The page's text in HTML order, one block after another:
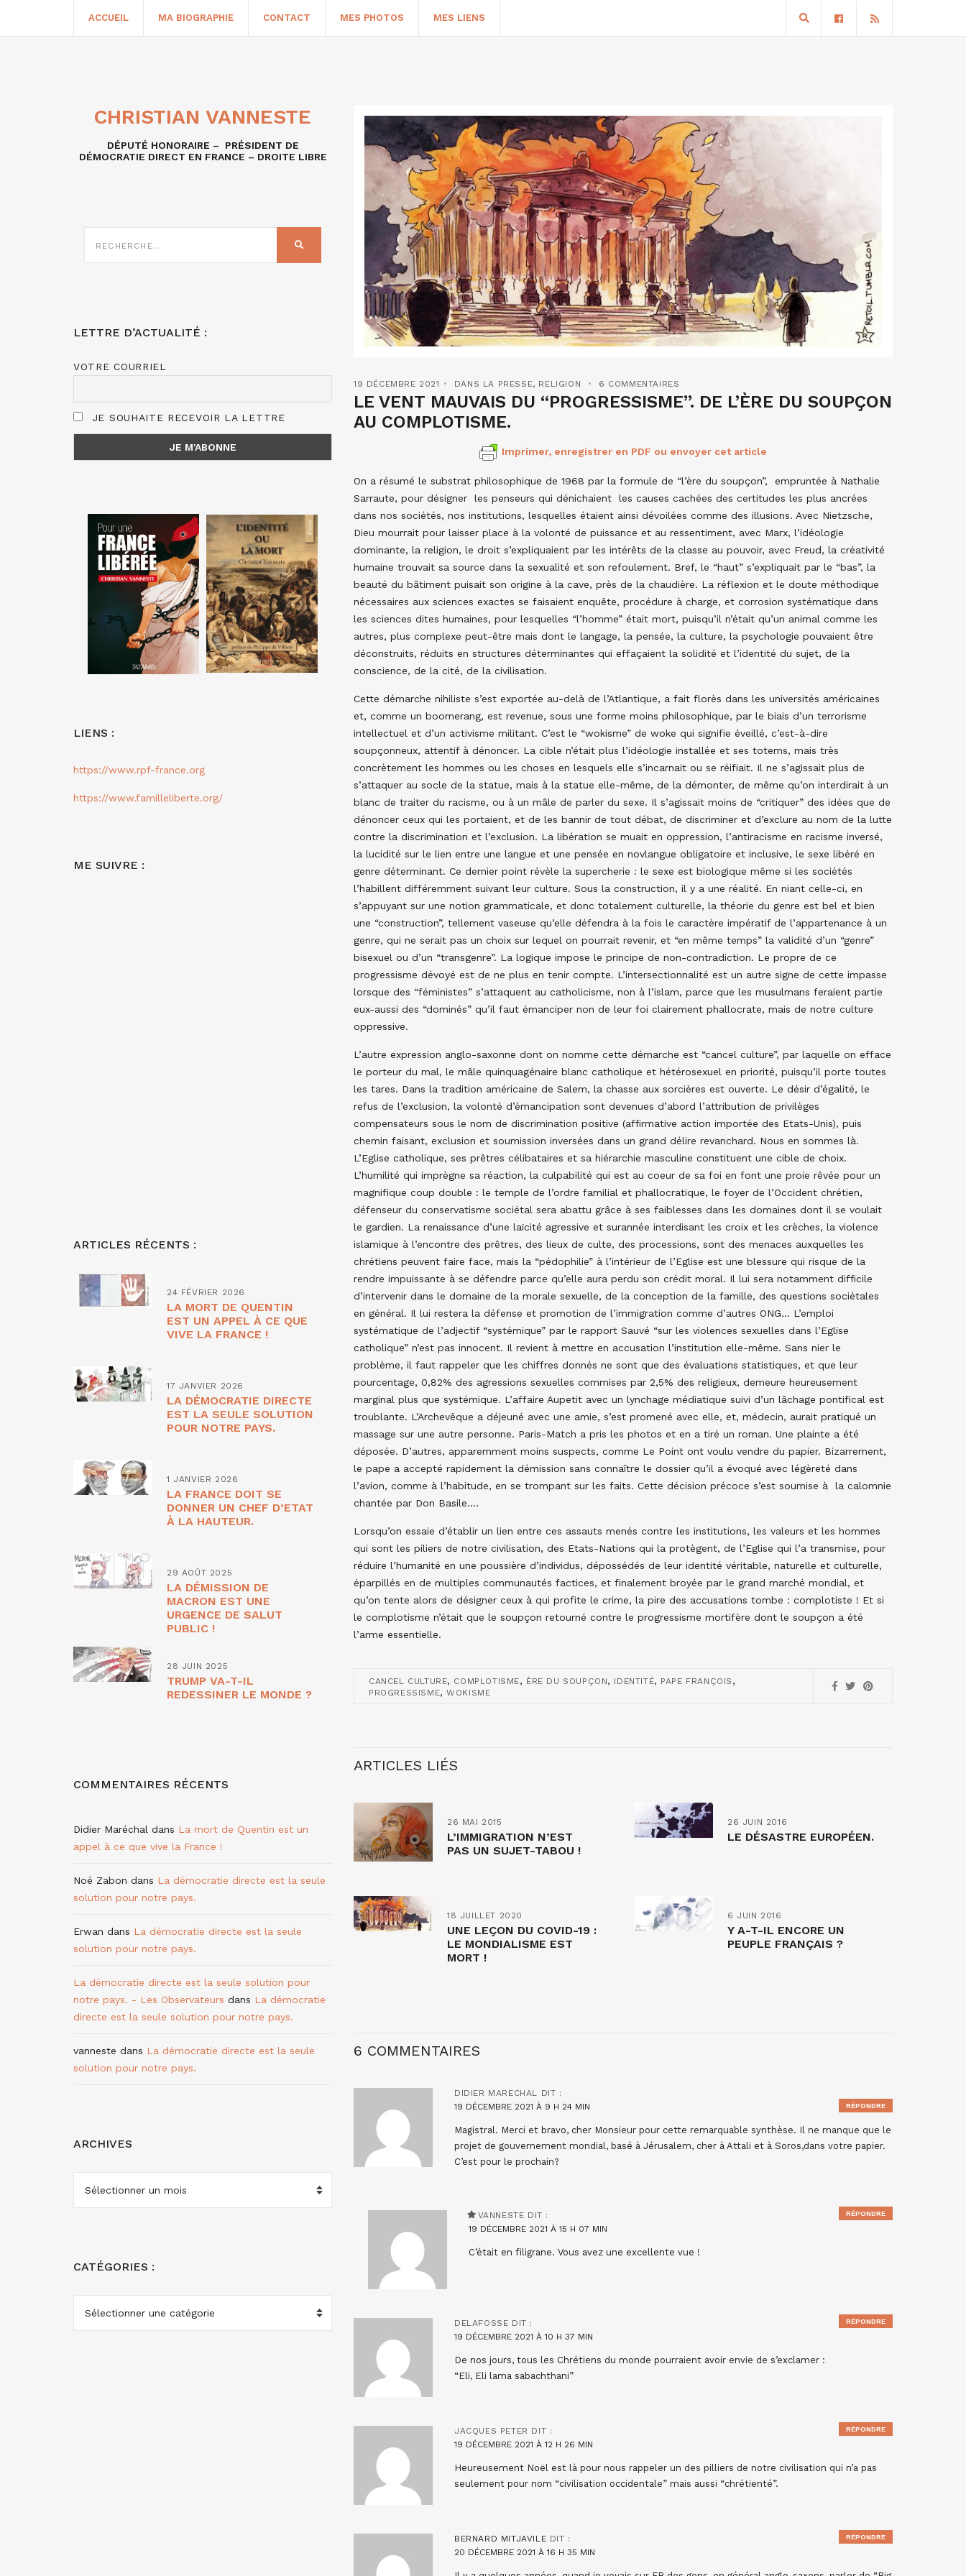
ACCUEIL MA BIOGRAPHIE CONTACT MES PHOTOS MES LIENS
19 DÉCEMBRE 2021 DANS LA PRESSE, RELIGION 6 COMMENTAIRES
LE VENT MAUVAIS DU “PROGRESSISME”. DE L’ÈRE DU SOUPÇON
AU COMPLOTISME.
Imprimer, enregistrer en PDF ou envoyer cet article
On a résumé le substrat philosophique de 1968 par la formule de “l’ère du soupçon”, empruntée à Nathalie
Sarraute, pour désigner les penseurs qui dénichaient les causes cachées des certitudes les plus ancrées
dans nos sociétés, nos institutions, lesquelles étaient ainsi dévoilées comme des illusions. Avec Nietzsche,
Dieu mourrait pour laisser place à la volonté de puissance et au ressentiment, avec Marx, l’idéologie
dominante, la religion, le droit s’expliquaient par les intérêts de la classe au pouvoir, avec Freud, la créativité
humaine trouvait sa source dans la sexualité et son refoulement. Bref, le “haut” s’expliquait par le “bas”, la
beauté du bâtiment puisait son origine à la cave, près de la chaudière. La réflexion et le doute méthodique
nécessaires aux sciences exactes se faisaient enquête, procédure à charge, et corrosion systématique dans
les sciences dites humaines, pour lesquelles “l’homme” était mort, puisqu’il n’était qu’un animal comme les
autres, plus complexe peut-être mais dont le langage, la pensée, la culture, la psychologie pouvaient être
déconstruits, réduits en structures déterminantes qui effaçaient la solidité et l’identité du sujet, de la
conscience, de la cité, de la civilisation.
Cette démarche nihiliste s’est exportée au-delà de l’Atlantique, a fait florès dans les universités américaines
et, comme un boomerang, est revenue, sous une forme moins philosophique, par le biais d’un terrorisme
intellectuel et d’un activisme militant. C’est le “wokisme” de woke qui signifie éveillé, c’est-à-dire
soupçonneux, attentif à dénoncer. La cible n’était plus l’idéologie installée et ses totems, mais très
concrètement les hommes ou les choses en lesquels elle s’incarnait ou se réifiait. Il ne s’agissait plus de
s’attaquer au socle de la statue, mais à la statue elle-même, de la démonter, de même qu’on interdirait à un
blanc de traiter du racisme, ou à un mâle de parler du sexe. Il s’agissait moins de “critiquer” des idées que de
dénoncer ceux qui les portaient, et de les bannir de tout débat, de discriminer et d’exclure au nom de la lutte
contre la discrimination et l’exclusion. La libération se muait en oppression, l’antiracisme en racisme inversé,
la lucidité sur le lien entre une langue et une pensée en novlangue obligatoire et inclusive, le sexe libéré en
genre déterminant. Ce dernier point révèle la supercherie : le sexe est biologique même si les sociétés
l’habillent différemment suivant leur culture. Sous la construction, il y a une réalité. En niant celle-ci, en
s’appuyant sur une notion grammaticale, et donc totalement culturelle, la théorie du genre est bel et bien
une “construction”, tellement vaseuse qu’elle défendra à la fois le caractère impératif de l’appartenance à un
genre, qui ne serait pas un choix sur lequel on pourrait revenir, et “en même temps” la validité d’un “genre”
bisexuel ou d’un “transgenre”. La logique impose le principe de non-contradiction. Le propre de ce
progressisme dévoyé est de ne plus en tenir compte. L’intersectionnalité est un autre signe de cette impasse
lorsque des “féministes” s’attaquent au catholicisme, non à l’islam, parce que les musulmans feraient partie
eux-aussi des “dominés” qu’il faut émanciper non de leur foi clairement phallocrate, mais de notre culture
oppressive.
L’autre expression anglo-saxonne dont on nomme cette démarche est “cancel culture”, par laquelle on efface
le porteur du mal, le mâle quinquagénaire blanc catholique et hétérosexuel en priorité, puisqu’il porte toutes
les tares. Dans la tradition américaine de Salem, la chasse aux sorcières est ouverte. Le désir d’égalité, le
refus de l’exclusion, la volonté d’émancipation sont devenues d’abord l’attribution de privilèges
compensateurs sous le nom de discrimination positive (affirmative action importée des Etats-Unis), puis
chemin faisant, exclusion et soumission inversées dans un grand délire revanchard. Nous en sommes là.
L’Eglise catholique, ses prêtres célibataires et sa hiérarchie masculine constituent une cible de choix.
L’humilité qui imprègne sa réaction, la culpabilité qui est au coeur de sa foi en font une proie rêvée pour un
magnifique coup double : le temple de l’ordre familial et phallocratique, le foyer de l’Occident chrétien,
défenseur du conservatisme sociétal sera abattu grâce à ses faiblesses dans les domaines dont il se voulait
le gardien. La renaissance d’une laïcité agressive et surannée interdisant les croix et les crèches, la violence
islamique à l’encontre des prêtres, des lieux de culte, des processions, sont des menaces auxquelles les
chrétiens peuvent faire face, mais la “pédophilie” à l’intérieur de l’Eglise est une blessure qui risque de la
rendre impuissante à se défendre parce qu’elle aura perdu son crédit moral. Il lui sera notamment difficile
d’intervenir dans le domaine de la morale sexuelle, de la conception de la famille, des questions sociétales
en général. Il lui restera la défense et promotion de l’immigration comme d’autres ONG… L’emploi
systématique de l’adjectif “systémique” par le rapport Sauvé “sur les violences sexuelles dans l’Eglise
catholique” n’est pas innocent. Il revient à mettre en accusation l’institution elle-même. Sans nier le
problème, il faut rappeler que les chiffres donnés ne sont que des évaluations statistiques, et que leur
pourcentage, 0,82% des agressions sexuelles commises par 2,5% des religieux, demeure heureusement
marginal plus que systémique. L’affaire Aupetit avec un lynchage médiatique suivi d’un lâchage pontifical est
troublante. L’Archevêque a déjeuné avec une amie, s’est promené avec elle, et, médecin, aurait pratiqué un
massage sur une autre personne. Paris-Match a pris les photos et en a tiré un roman. Une plainte a été
déposée. D’autres, apparemment moins suspects, comme Le Point ont voulu vendre du papier. Bizarrement,
le pape a accepté rapidement la démission sans connaître le dossier qu’il a évoqué avec légèreté dans
l’avion, comme à l’habitude, en se trompant sur les faits. Cette décision précoce s’est soumise à la calomnie
chantée par Don Basile….
Lorsqu’on essaie d’établir un lien entre ces assauts menés contre les institutions, les valeurs et les hommes
qui sont les piliers de notre civilisation, des Etats-Nations qui la protègent, de l’Eglise qui l’a transmise, pour
réduire l’humanité en une poussière d’individus, dépossédés de leur identité véritable, naturelle et culturelle,
éparpillés en de multiples communautés factices, et finalement broyée par le grand marché mondial, et
qu’on tente alors de désigner ceux à qui profite le crime, la pire des accusations tombe : complotiste ! Et si
le complotisme n’était que le soupçon retourné contre le progressisme mortifère dont le soupçon a été
l’arme essentielle.
CANCEL CULTURE, COMPLOTISME, ÈRE DU SOUPÇON, IDENTITÉ, PAPE FRANÇOIS ,
PROGRESSISME,WOKISME
ARTICLES LIÉS
26 MAI 2015
L’IMMIGRATION N’EST
PAS UN SUJET-TABOU !
26 JUIN 2016
LE DÉSASTRE EUROPÉEN.
18 JUILLET 2020
UNE LEÇON DU COVID-19 :
LE MONDIALISME EST
MORT !
6 JUIN 2016
Y A-T-IL ENCORE UN
PEUPLE FRANÇAIS ?
6 COMMENTAIRES
DIDIER MARECHAL
DIT :
19 DÉCEMBRE 2021 À 9 H 24 MIN
Magistral. Merci et bravo, cher Monsieur pour cette remarquable synthèse. Il ne manque que le
projet de gouvernement mondial, basé à Jérusalem, cher à Attali et à Soros,dans votre papier.
C’est pour le prochain?
RÉPONDRE
VANNESTE DIT :
19 DÉCEMBRE 2021 À 15 H 07 MIN
C’était en filigrane. Vous avez une excellente vue !
RÉPONDRE
DELAFOSSE DIT :
19 DÉCEMBRE 2021 À 10 H 37 MIN
De nos jours, tous les Chrétiens du monde pourraient avoir envie de s’exclamer :
“Eli, Eli lama sabachthani”
RÉPONDRE
JACQUES PETER DIT :
19 DÉCEMBRE 2021 À 12 H 26 MIN
Heureusement Noël est là pour nous rappeler un des pilliers de notre civilisation qui n’a pas
seulement pour nom “civilisation occidentale” mais aussi “chrétienté”.
RÉPONDRE
BERNARD MITJAVILE DIT :
20 DÉCEMBRE 2021 À 16 H 35 MIN
RÉPONDRE
CHRISTIAN VANNESTE
DÉPUTÉ HONORAIRE – PRÉSIDENT DE
DÉMOCRATIE DIRECT EN FRANCE – DROITE LIBRE
SUR
LETTRE D’ACTUALITÉ :
VOTRE COURRIEL
JE SOUHAITE RECEVOIR LA LETTRE
LIENS :
https://www.rpf-france.org
https://www.familleliberte.org/
ME SUIVRE :
ARTICLES RÉCENTS :
24 FÉVRIER 2026
LA MORT DE QUENTIN
EST UN APPEL À CE QUE
VIVE LA FRANCE !
17 JANVIER 2026
LA DÉMOCRATIE DIRECTE
EST LA SEULE SOLUTION
POUR NOTRE PAYS.
1 JANVIER 2026
LA FRANCE DOIT SE
DONNER UN CHEF D’ETAT
À LA HAUTEUR.
29 AOÛT 2025
LA DÉMISSION DE
MACRON EST UNE
URGENCE DE SALUT
PUBLIC !
28 JUIN 2025
TRUMP VA-T-IL
REDESSINER LE MONDE ?
COMMENTAIRES RÉCENTS
Didier Maréchal dans La mort de Quentin est un
appel à ce que vive la France !
Noé Zabon dans La démocratie directe est la seule
solution pour notre pays.
Erwan dans La démocratie directe est la seule
solution pour notre pays.
La démocratie directe est la seule solution pour
notre pays. - Les Observateurs dans La démocratie
directe est la seule solution pour notre pays.
vanneste dans La démocratie directe est la seule
solution pour notre pays.
ARCHIVES
ARCHIVES
CATÉGORIES :
CATÉGORIES